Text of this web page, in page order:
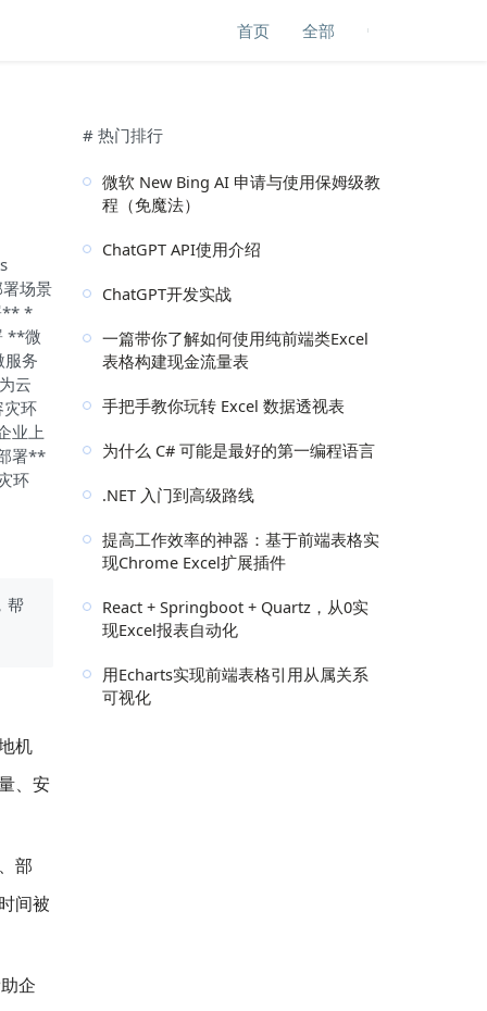
首页 全部
场景
** *
**微
务
云
环
业上
署**
环
帮
机
、安
部
间被
企
# 热门排行
微软 New Bing AI 申请与使用保姆级教
程（免魔法）
ChatGPT API使用介绍
ChatGPT开发实战
一篇带你了解如何使用纯前端类Excel
表格构建现金流量表
手把手教你玩转 Excel 数据透视表
为什么 C# 可能是最好的第一编程语言
.NET 入门到高级路线
提高工作效率的神器：基于前端表格实
现Chrome Excel扩展插件
React + Springboot + Quartz，从0实
现Excel报表自动化
用Echarts实现前端表格引用从属关系
可视化